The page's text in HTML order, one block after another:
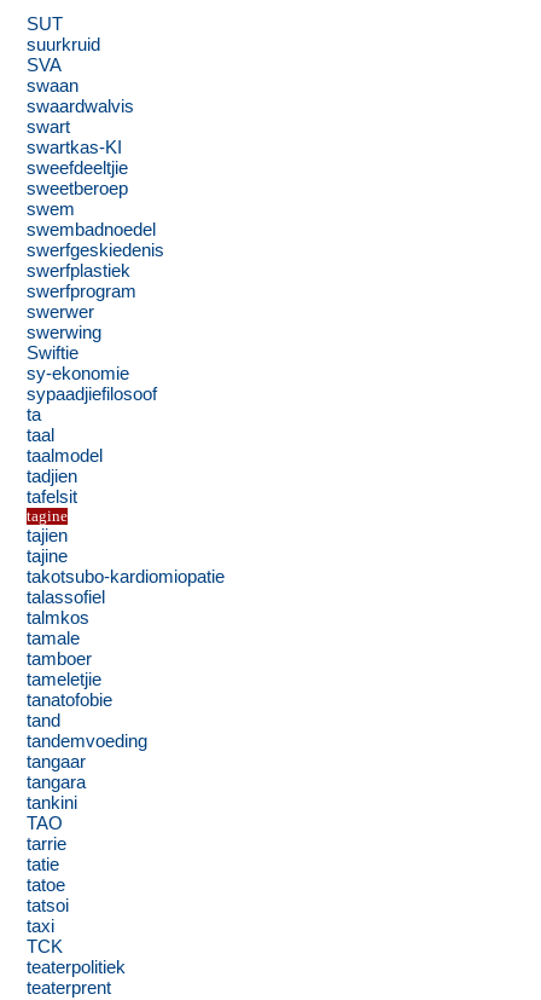
SUT
suurkruid
SVA
swaan
swaardwalvis
swart
swartkas-KI
sweefdeeltjie
sweetberoep
swem
swembadnoedel
swerfgeskiedenis
swerfplastiek
swerfprogram
swerwer
swerwing
Swiftie
sy-ekonomie
sypaadjiefilosoof
ta
taal
taalmodel
tadjien
tafelsit
tagine
tajien
tajine
takotsubo-kardiomiopatie
talassofiel
talmkos
tamale
tamboer
tameletjie
tanatofobie
tand
tandemvoeding
tangaar
tangara
tankini
TAO
tarrie
tatie
tatoe
tatsoi
taxi
TCK
teaterpolitiek
teaterprent